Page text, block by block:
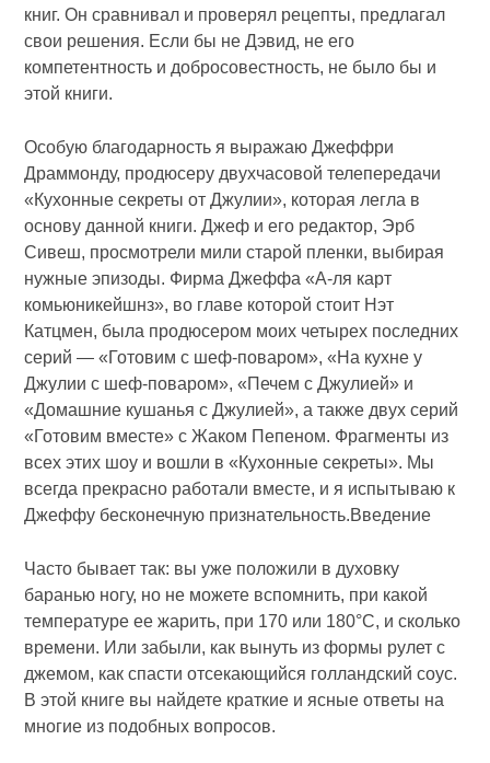
книг. Он сравнивал и проверял рецепты, предлагал
свои решения. Если бы не Дэвид, не его
компетентность и добросовестность, не было бы и
этой книги.
Особую благодарность я выражаю Джеффри
Драммонду, продюсеру двухчасовой телепередачи
«Кухонные секреты от Джулии», которая легла в
основу данной книги. Джеф и его редактор, Эрб
Сивеш, просмотрели мили старой пленки, выбирая
нужные эпизоды. Фирма Джеффа «А-ля карт
комьюникейшнз», во главе которой стоит Нэт
Катцмен, была продюсером моих четырех последних
серий — «Готовим с шеф-поваром», «На кухне у
Джулии с шеф-поваром», «Печем с Джулией» и
«Домашние кушанья с Джулией», а также двух серий
«Готовим вместе» с Жаком Пепеном. Фрагменты из
всех этих шоу и вошли в «Кухонные секреты». Мы
всегда прекрасно работали вместе, и я испытываю к
Джеффу бесконечную признательность.Введение
Часто бывает так: вы уже положили в духовку
баранью ногу, но не можете вспомнить, при какой
температуре ее жарить, при 170 или 180°С, и сколько
времени. Или забыли, как вынуть из формы рулет с
джемом, как спасти отсекающийся голландский соус.
В этой книге вы найдете краткие и ясные ответы на
многие из подобных вопросов.